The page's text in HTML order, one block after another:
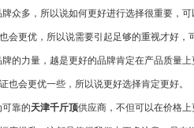
牌众多，所以说如何更好进行选择很重要，
会更优，所以说需要引起足够的重视才好，
的力量，越是更好的品牌肯定在产品质量
也会更优一些，所以说更好选择肯定更好。
靠的天津千斤顶供应商，不但可以在价格